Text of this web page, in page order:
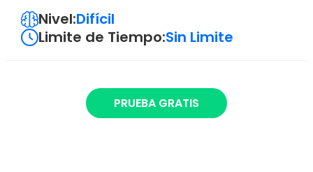
Nivel:Difícil
Limite de Tiempo:Sin Limite
PRUEBA GRATIS